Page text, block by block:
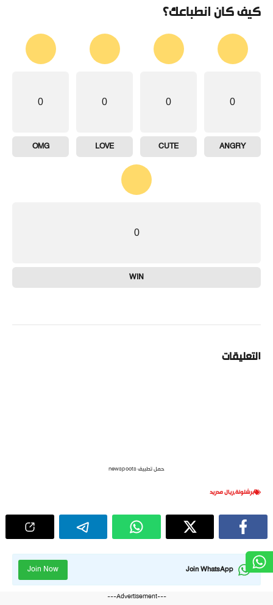
كيف كان انطباعك؟
0
ANGRY
0
CUTE
0
LOVE
0
OMG
0
WIN
التعليقات
حمل تطبيق newspoots
برشلونة,ريال مدريد
Join WhatsApp
Join Now
---Advertisement---